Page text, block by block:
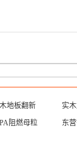
木地板翻新 实木
PA阻燃母粒 东